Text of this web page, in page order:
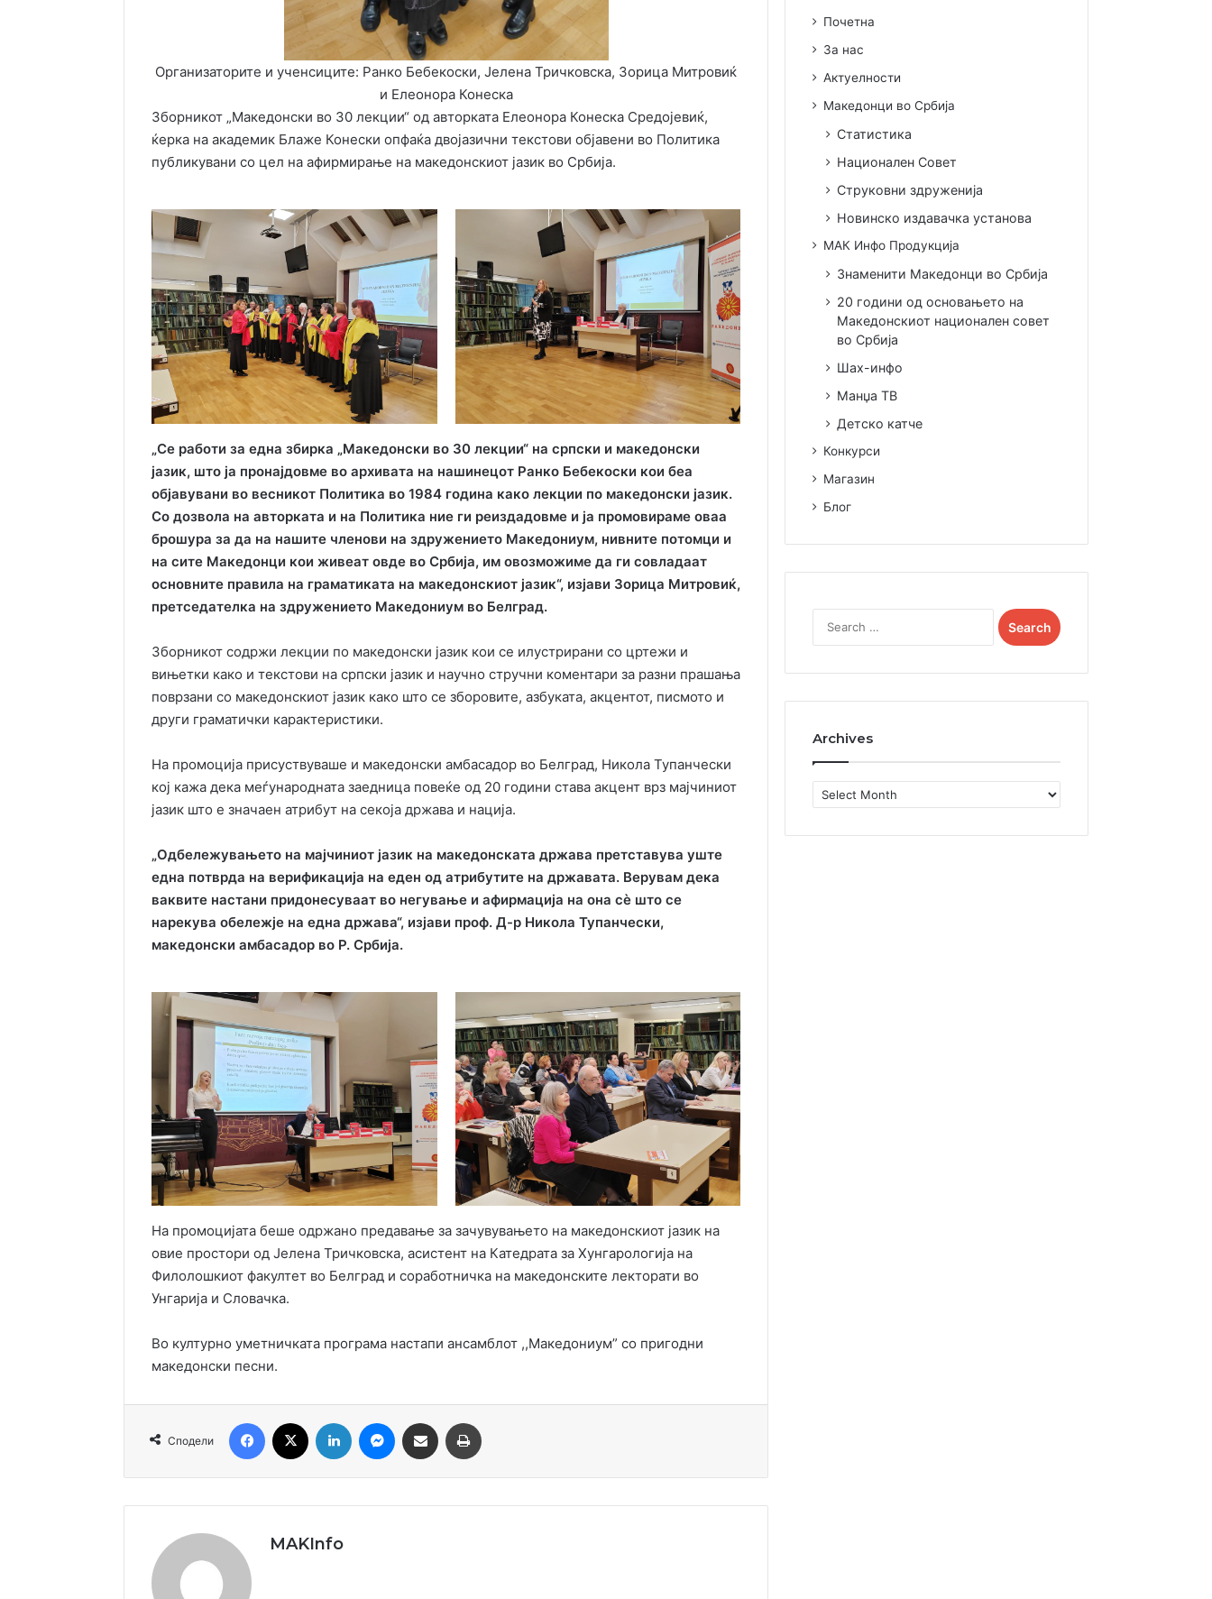
Организаторите и ученсиците: Ранко Бебекоски, Јелена Тричковска, Зорица Митровиќ
и Елеонора Конеска
Зборникот „Македонски во 30 лекции“ од авторката Елеонора Конеска Средојевиќ,
ќерка на академик Блаже Конески опфаќа двојазични текстови објавени во Политика
публикувани со цел на афирмирање на македонскиот јазик во Србија.
„Се работи за една збирка „Македонски во 30 лекции“ на српски и македонски
јазик, што ја пронајдовме во архивата на нашинецот Ранко Бебекоски кои беа
објавувани во весникот Политика во 1984 година како лекции по македонски јазик.
Со дозвола на авторката и на Политика ние ги реиздадовме и ја промовираме оваа
брошура за да на нашите членови на здружението Македониум, нивните потомци и
на сите Македонци кои живеат овде во Србија, им овозможиме да ги совладаат
основните правила на граматиката на македонскиот јазик“, изјави Зорица Митровиќ,
претседателка на здружението Македониум во Белград.
Зборникот содржи лекции по македонски јазик кои се илустрирани со цртежи и
вињетки како и текстови на српски јазик и научно стручни коментари за разни прашања
поврзани со македонскиот јазик како што се зборовите, азбуката, акцентот, писмото и
други граматички карактеристики.
На промоција присуствуваше и македонски амбасадор во Белград, Никола Тупанчески
кој кажа дека меѓународната заедница повеќе од 20 години става акцент врз мајчиниот
јазик што е значаен атрибут на секоја држава и нација.
„Одбележувањето на мајчиниот јазик на македонската држава претставува уште
една потврда на верификација на еден од атрибутите на државата. Верувам дека
ваквите настани придонесуваат во негување и афирмација на она сè што се
нарекува обележје на една држава“, изјави проф. Д-р Никола Тупанчески,
македонски амбасадор во Р. Србија.
На промоцијата беше одржано предавање за зачувувањето на македонскиот јазик на
овие простори од Јелена Тричковска, асистент на Катедрата за Хунгарологија на
Филолошкиот факултет во Белград и соработничка на македонските лекторати во
Унгарија и Словачка.
Во културно уметничката програма настапи ансамблот ,,Македониум” со пригодни
македонски песни.
Сподели
Facebook LinkedIn MessengerСподели преку Емаил
MAKInfo
Почетна
За нас
Актуелности
Македонци во Србија
Статистика
Национален Совет
Струковни здруженија
Новинско издавачка установа
МАК Инфо Продукција
Знаменити Македонци во Србија
20 години од основањето на
Македонскиот национален совет
во Србија
Шах-инфо
Манџа ТВ
Детско катче
Конкурси
Магазин
Блог
Search
for:
Archives
Archives